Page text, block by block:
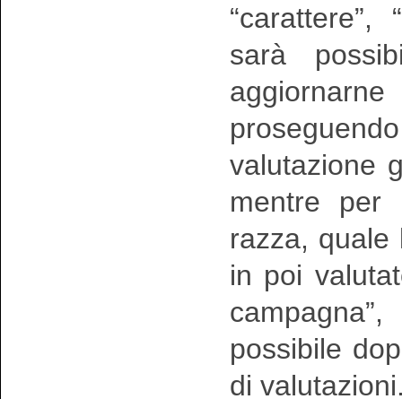
“carattere”,
sarà
valutazione
mentre per
razza,
in poi
possibile
di